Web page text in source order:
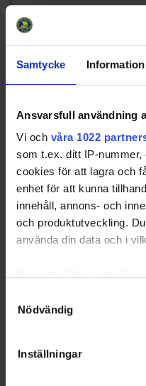
Samtycke Information
Ansvarsfull användning
Vi och våra 1022
som t.ex. ditt IP-
cookies för att lagra och
enhet för att kunna
innehåll, annons- och
och produktutveckling.
använda din data och i
kan ha en
Nödvändig
Inställningar
Average
Played)
AIK- AIK
LIF- Leksands IF
VÄX- Växjö Lakers HC
Swehockey – Svenska
Swehockey ger dig
periodpaus m.m.
Swehockey ger dig: